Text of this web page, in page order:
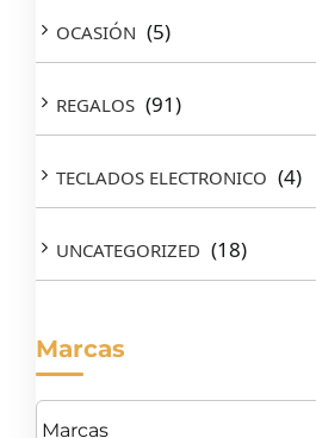
OCASIÓN (5)
REGALOS (91)
TECLADOS ELECTRONICO (4)
UNCATEGORIZED (18)
Marcas